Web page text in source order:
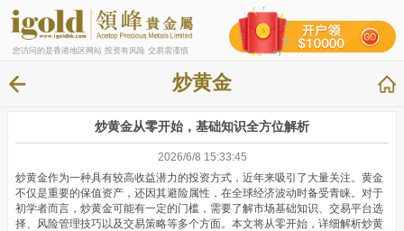
您访问的是香港地区网站 投资有风险 交易需谨慎
炒黄金
炒黄金从零开始，基础知识全方位解析
2026/6/8 15:33:45
炒黄金作为一种具有较高收益潜力的投资方式，近年来吸引了大量关注。黄金
不仅是重要的保值资产，还因其避险属性，在全球经济波动时备受青睐。对于
初学者而言，炒黄金可能有一定的门槛，需要了解市场基础知识、交易平台选
择、风险管理技巧以及交易策略等多个方面。本文将从零开始，详细解析炒黄